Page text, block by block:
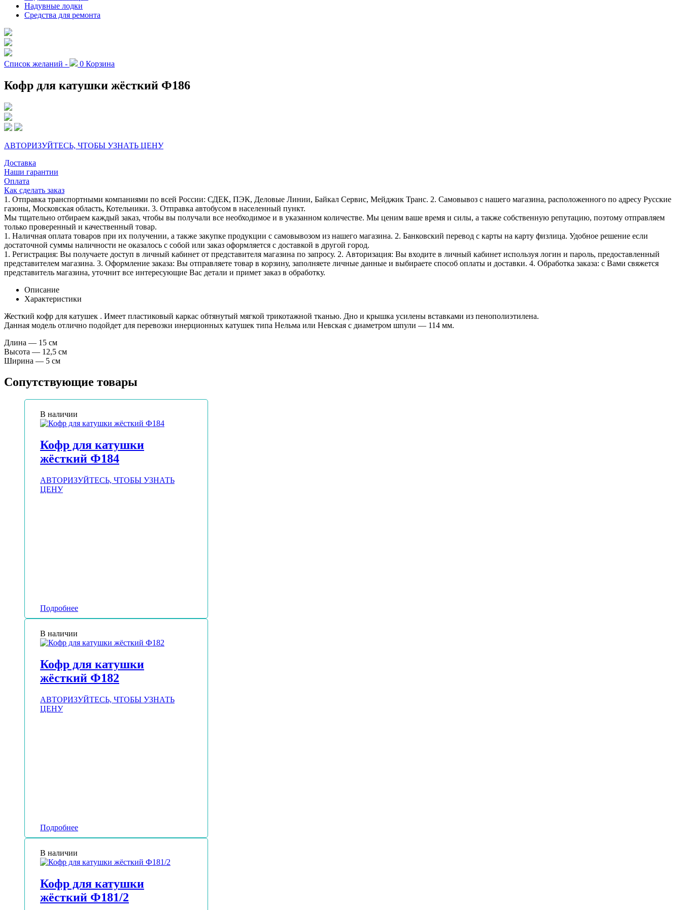
Надувные лодки
Средства для ремонта
Список желаний - 0 Корзина
Кофр для катушки жёсткий Ф186
АВТОРИЗУЙТЕСЬ, ЧТОБЫ УЗНАТЬ ЦЕНУ
Доставка
Наши гарантии
Оплата
Как сделать заказ
1. Отправка транспортными компаниями по всей России: СДЕК, ПЭК, Деловые Линии, Байкал Сервис, Мейджик Транс. 2. Самовывоз с нашего магазина, расположенного по адресу Русские
газоны, Московская область, Котельники. 3. Отправка автобусом в населенный пункт.
Мы тщательно отбираем каждый заказ, чтобы вы получали все необходимое и в указанном количестве. Мы ценим ваше время и силы, а также собственную репутацию, поэтому отправляем
только проверенный и качественный товар.
1. Наличная оплата товаров при их получении, а также закупке продукции с самовывозом из нашего магазина. 2. Банковский перевод с карты на карту физлица. Удобное решение если
достаточной суммы наличности не оказалось с собой или заказ оформляется с доставкой в другой город.
1. Регистрация: Вы получаете доступ в личный кабинет от представителя магазина по запросу. 2. Авторизация: Вы входите в личный кабинет используя логин и пароль, предоставленный
представителем магазина. 3. Оформление заказа: Вы отправляете товар в корзину, заполняете личные данные и выбираете способ оплаты и доставки. 4. Обработка заказа: с Вами свяжется
представитель магазина, уточнит все интересующие Вас детали и примет заказ в обработку.
Описание
Характеристики
Жесткий кофр для катушек . Имеет пластиковый каркас обтянутый мягкой трикотажной тканью. Дно и крышка усилены вставками из пенополиэтилена.
Данная модель отлично подойдет для перевозки инерционных катушек типа Нельма или Невская с диаметром шпули — 114 мм.
Длина — 15 см
Высота — 12,5 см
Ширина — 5 см
Сопутствующие товары
В наличии
Кофр для катушки
жёсткий Ф184
АВТОРИЗУЙТЕСЬ, ЧТОБЫ УЗНАТЬ
ЦЕНУ
Подробнее
В наличии
Кофр для катушки
жёсткий Ф182
АВТОРИЗУЙТЕСЬ, ЧТОБЫ УЗНАТЬ
ЦЕНУ
Подробнее
В наличии
Кофр для катушки
жёсткий Ф181/2